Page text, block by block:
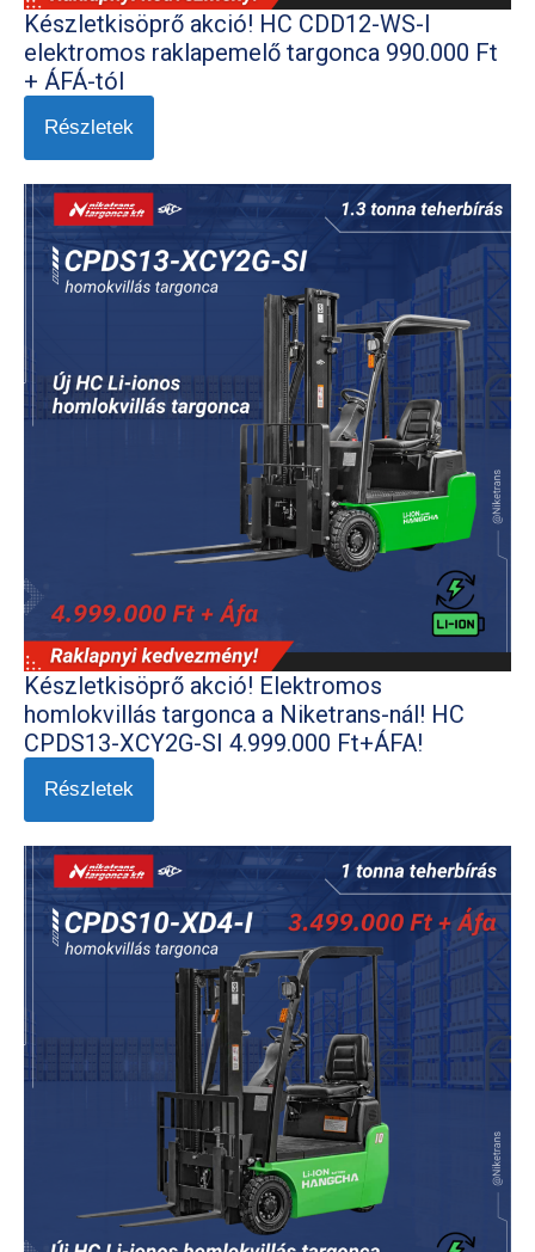
Készletkisöprő akció! HC CDD12-WS-I
elektromos raklapemelő targonca 990.000 Ft
+ ÁFÁ-tól
Részletek
Készletkisöprő akció! Elektromos
homlokvillás targonca a Niketrans-nál! HC
CPDS13-XCY2G-SI 4.999.000 Ft+ÁFA!
Részletek